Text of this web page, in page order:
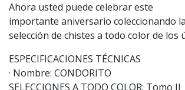
Ahora usted puede celebrar este
importante aniversario coleccionando
selección de chistes a todo color de los
ESPECIFICACIONES TÉCNICAS
· Nombre: CONDORITO
SELECCIONES A TODO COLOR: Tomo II